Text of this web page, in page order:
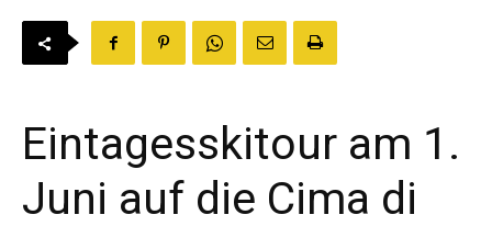
Eintagesskitour am 1.
Juni auf die Cima di